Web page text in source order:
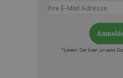
*Lesen Sie hier unsere